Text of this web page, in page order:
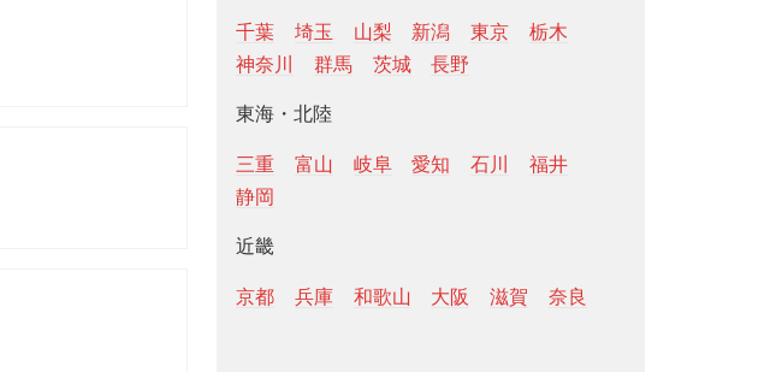
千葉 埼玉 山梨 新潟 東京
栃木
神奈川
群馬 茨城 長野
東海・北陸
三重 富山 岐阜 愛知 石川
福井
静岡
近畿
京都 兵庫 和歌山 大阪 滋賀 奈良